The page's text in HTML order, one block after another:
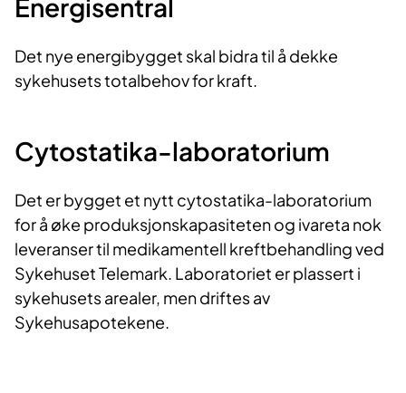
i
e
​​Energisentral
Det nye energibygget skal bidra til å dekke
sykehusets totalbehov for kraft. ​
​Cytostatika-laboratorium
Det er bygget et nytt cytostatika-laboratorium
for å øke produksjonskapasiteten og ivareta nok
leveranser til medikamentell kreftbehandling ved
Sykehuset Telemark. Laboratoriet er plassert i
sykehusets arealer, men driftes av
Sykehusapotekene.